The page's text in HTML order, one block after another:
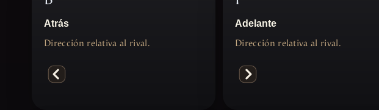
Atrás
Dirección relativa al rival.
Adelante
Dirección relativa al rival.